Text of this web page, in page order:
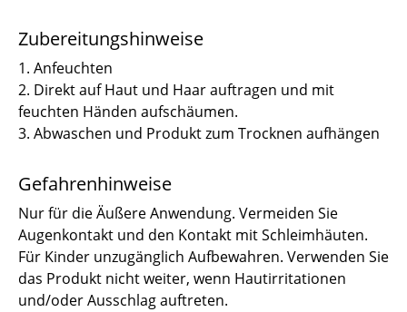
Zubereitungshinweise
1. Anfeuchten
2. Direkt auf Haut und Haar auftragen und mit
feuchten Händen aufschäumen.
3. Abwaschen und Produkt zum Trocknen aufhängen
Gefahrenhinweise
Nur für die Äußere Anwendung. Vermeiden Sie
Augenkontakt und den Kontakt mit Schleimhäuten.
Für Kinder unzugänglich Aufbewahren. Verwenden Sie
das Produkt nicht weiter, wenn Hautirritationen
und/oder Ausschlag auftreten.